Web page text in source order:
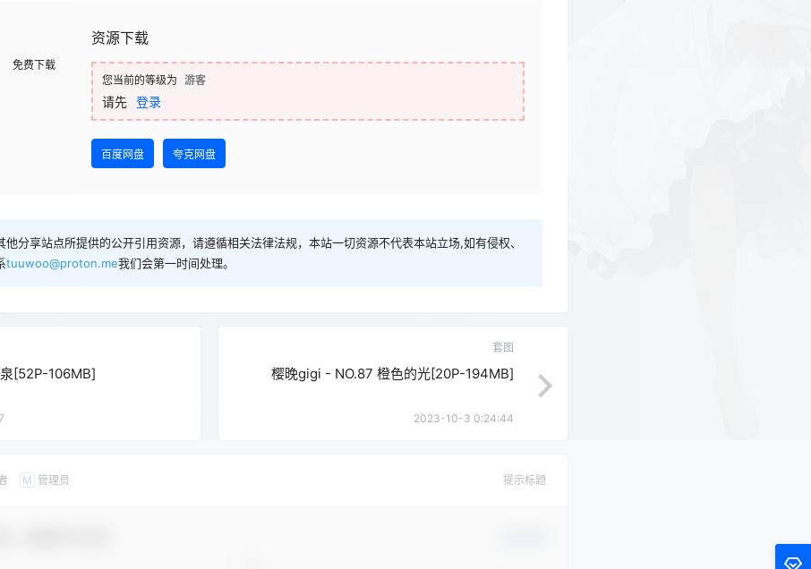
免费下载
资源下载
您当前的等级为 游客
请先 登录
百度网盘 夸克网盘
他分享站点所提供的公开引用资源，请遵循相关法律法规，本站一切资源不代表本站立场,如有侵权、
tuuwoo@proton.me我们会第一时间处理。
[52P-106MB]
套图
樱晚gigi - NO.87 橙色的光[20P-194MB]
2023-10-3 0:24:44
M 管理员 提示标题